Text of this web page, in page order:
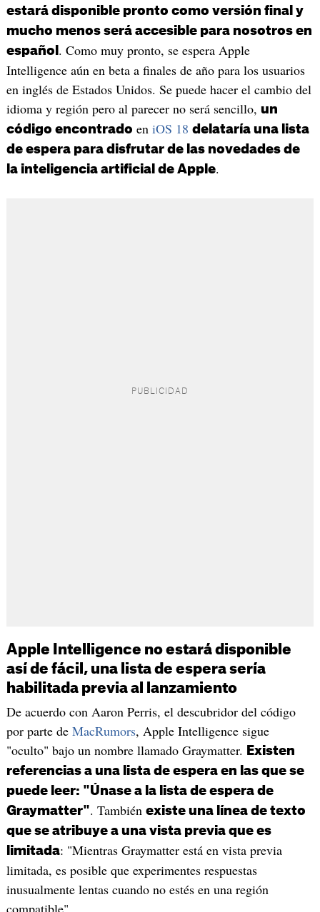
estará disponible pronto como versión final y
mucho menos será accesible para nosotros en
español . Como muy pronto, se espera Apple
Intelligence aún en beta a finales de año para los usuarios
en inglés de Estados Unidos. Se puede hacer el cambio del
idioma y región pero al parecer no será sencillo, un
código encontrado en iOS 18 delataría una lista
de espera para disfrutar de las novedades de
la inteligencia artificial de Apple.
Apple Intelligence no estará disponible
así de fácil, una lista de espera sería
habilitada previa al lanzamiento
De acuerdo con Aaron Perris, el descubridor del código
por parte de MacRumors, Apple Intelligence sigue
"oculto" bajo un nombre llamado Graymatter.
Existen
referencias a una lista de espera en las que se
puede leer: "Únase a la lista de espera de
Graymatter". También existe una línea de texto
que se atribuye a una vista previa que es
limitada: "Mientras Graymatter está en vista previa
limitada, es posible que experimentes respuestas
inusualmente lentas cuando no estés en una región
compatible".